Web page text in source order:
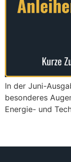
In der Juni-
besonderes
Energie- und